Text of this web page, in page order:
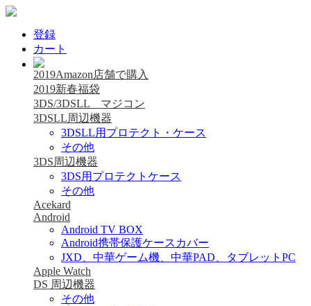
登録
カート
2019Amazon店舗で購入
2019新春福袋
3DS/3DSLL マジコン
3DSLL周辺機器
3DSLL用プロテクト・ケース
その他
3DS周辺機器
3DS用プロテクトケース
その他
Acekard
Android
Android TV BOX
Android携帯保護ケースカバー
JXD、中華ゲーム機、中華PAD、タブレットPC
Apple Watch
DS 周辺機器
その他